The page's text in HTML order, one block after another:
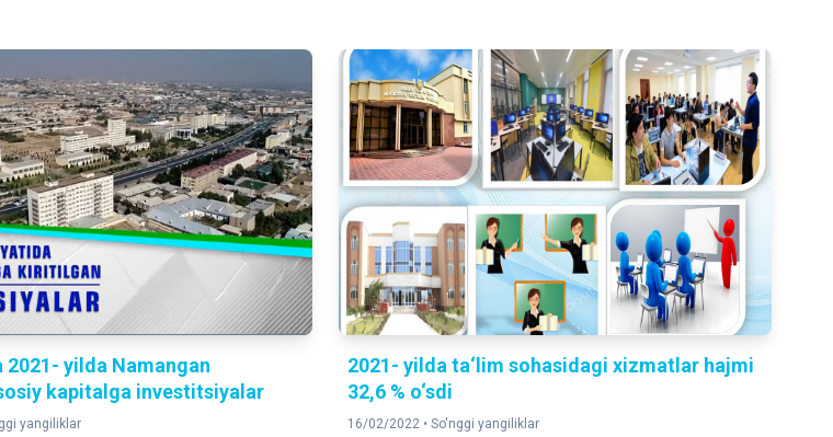
yilda Namangan
kapitalga investitsiyalar
yangiliklar
2021- yilda ta‘lim sohasidagi xizmatlar hajmi
32,6 % o‘sdi
16/02/2022 •So'nggi yangiliklar